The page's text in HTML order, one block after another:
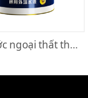
Sơn nước ngoại thất thông dụng